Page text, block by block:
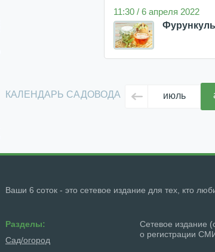
11:30 / 6 апреля 2022
КАЛЕНДАРЬ САДОВОДА июль
Ваши 6 соток - это сетевое издание для тех, кто
Разделы:
Сад/огород
Сетевое издание
о регистрации